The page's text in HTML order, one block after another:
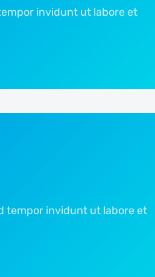
invidunt ut labore et
tempor invidunt ut labore et